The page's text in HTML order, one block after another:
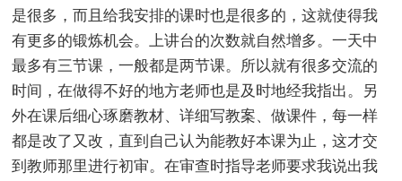
是很多，而且给我安排的课时也是很多的，这就使得我
有更多的锻炼机会。上讲台的次数就自然增多。一天中
最多有三节课，一般都是两节课。所以就有很多交流的
时间，在做得不好的地方老师也是及时地经我指出。另
外在课后细心琢磨教材、详细写教案、做课件，每一样
都是改了又改，直到自己认为能教好本课为止，这才交
到教师那里进行初审。在审查时指导老师要求我说出我